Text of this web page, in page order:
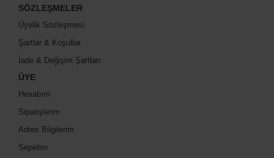
SÖZLEŞMELER
Üyelik Sözleşmesi
Şartlar & Koşullar
İade & Değişim Şartları
ÜYE
Hesabım
Siparişlerim
Adres Bilgilerim
Sepetim